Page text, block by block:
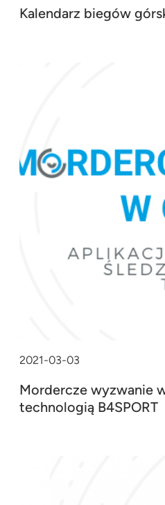
Kalendarz biegów
2021-03-03
Mordercze wyzwanie
technologią B4SPORT